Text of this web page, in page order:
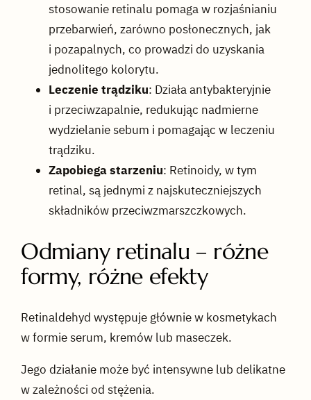
stosowanie retinalu pomaga w rozjaśnianiu
przebarwień, zarówno posłonecznych, jak
i pozapalnych, co prowadzi do uzyskania
jednolitego kolorytu.
Leczenie trądziku: Działa antybakteryjnie
i przeciwzapalnie, redukując nadmierne
wydzielanie sebum i pomagając w leczeniu
trądziku.
Zapobiega starzeniu: Retinoidy, w tym
retinal, są jednymi z najskuteczniejszych
składników przeciwzmarszczkowych.
Odmiany retinalu – różne
formy, różne efekty
Retinaldehyd występuje głównie w kosmetykach
w formie serum, kremów lub maseczek.
Jego działanie może być intensywne lub delikatne
w zależności od stężenia.